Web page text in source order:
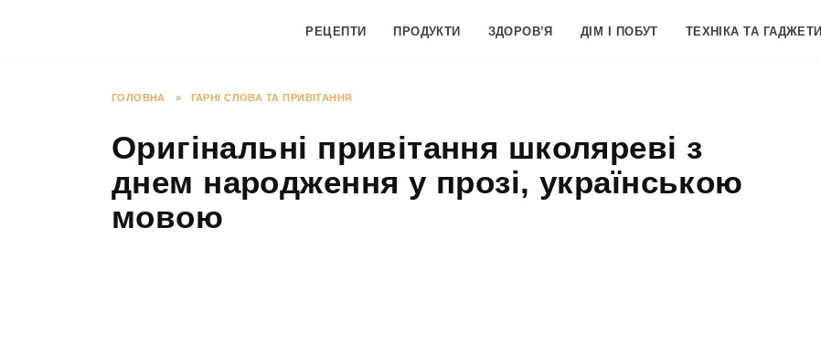
РЕЦЕПТИ ПРОДУКТИ ЗДОРОВ’Я ДІМ І ПОБУТ ТЕХНІКА ТА ГАДЖЕТИ
ГОЛОВНА » ГАРНІ СЛОВА ТА ПРИВІТАННЯ
Оригінальні привітання школяреві з
днем народження у прозі, українською
мовою